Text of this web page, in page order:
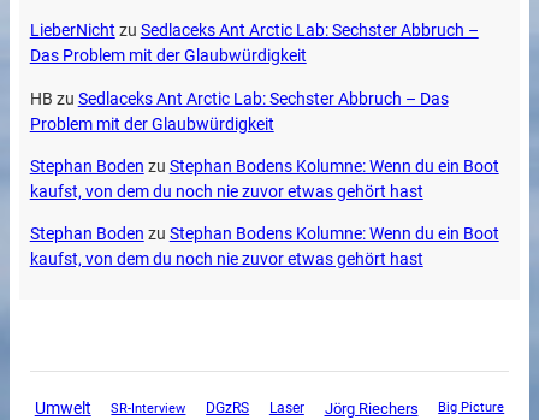
LieberNicht zu Sedlaceks Ant Arctic Lab: Sechster Abbruch –
Das Problem mit der Glaubwürdigkeit
HB zu Sedlaceks Ant Arctic Lab: Sechster Abbruch – Das
Problem mit der Glaubwürdigkeit
Stephan Boden zu Stephan Bodens Kolumne: Wenn du ein Boot
kaufst, von dem du noch nie zuvor etwas gehört hast
Stephan Boden zu Stephan Bodens Kolumne: Wenn du ein Boot
kaufst, von dem du noch nie zuvor etwas gehört hast
Umwelt SR-Interview DGzRS Laser Jörg Riechers Big Picture